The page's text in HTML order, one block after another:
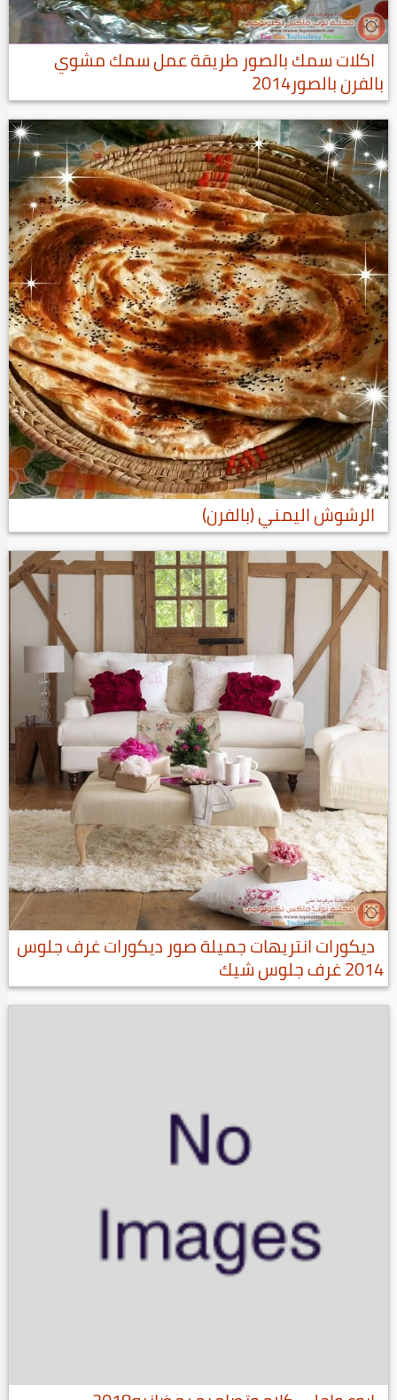
اكلات سمك بالصور طريقة عمل سمك مشوي
بالفرن بالصور2014
الرشوش اليمني (بالفرن)
ديكورات انتريهات جميلة صور ديكورات غرف جلوس
2014 غرف جلوس شيك